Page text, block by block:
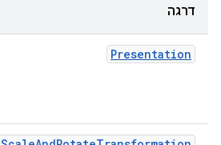
דרגה
Presentation